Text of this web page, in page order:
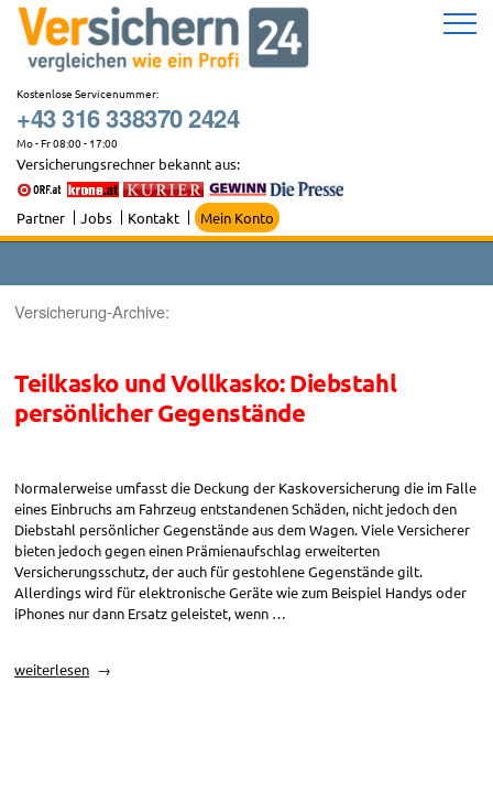
Zum
Inhalt
springen
Kostenlose Servicenummer:
+43 316 338370 2424
Mo - Fr 08:00 - 17:00
Versicherungsrechner bekannt aus:
Partner Jobs Kontakt Mein Konto
Versicherung-Archive:
Teilkasko und Vollkasko: Diebstahl
persönlicher Gegenstände
Normalerweise umfasst die Deckung der Kaskoversicherung die im Falle
eines Einbruchs am Fahrzeug entstandenen Schäden, nicht jedoch den
Diebstahl persönlicher Gegenstände aus dem Wagen. Viele Versicherer
bieten jedoch gegen einen Prämienaufschlag erweiterten
Versicherungsschutz, der auch für gestohlene Gegenstände gilt.
Allerdings wird für elektronische Geräte wie zum Beispiel Handys oder
iPhones nur dann Ersatz geleistet, wenn …
„Teilkasko
weiterlesen